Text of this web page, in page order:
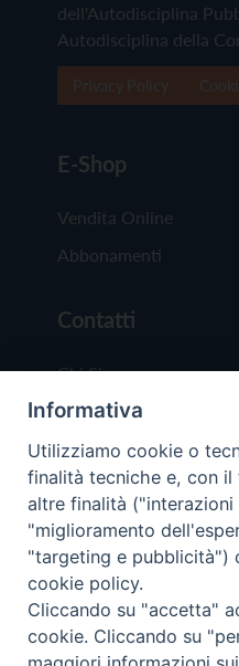
dell'Autodisciplina
Autodisciplina della
E-Shop
Vendita Online
Abbonamenti
Contatti
Chi Siamo
Redazione
Scrivici
Copyright © 2019
Trentina Editrice
Informativa
Utilizziamo cookie o
finalità tecniche e, con il
altre finalità
"miglioramento
"targeting e pubblicità")
cookie policy.
Cliccando su "accetta"
cookie. Cliccando su